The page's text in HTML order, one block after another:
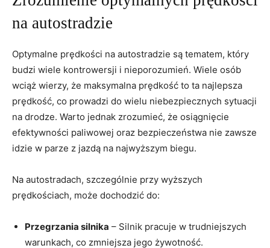
na autostradzie
Optymalne prędkości na autostradzie są tematem, który
budzi wiele kontrowersji i nieporozumień. Wiele osób
wciąż wierzy, że maksymalna prędkość to ta najlepsza
prędkość, co prowadzi do wielu niebezpiecznych sytuacji
na drodze. Warto jednak zrozumieć, że osiągnięcie
efektywności paliwowej oraz bezpieczeństwa nie zawsze
idzie w parze z jazdą na najwyższym biegu.
Na autostradach, szczególnie przy wyższych
prędkościach, może dochodzić do:
Przegrzania silnika – Silnik pracuje w trudniejszych
warunkach, co zmniejsza jego żywotność.